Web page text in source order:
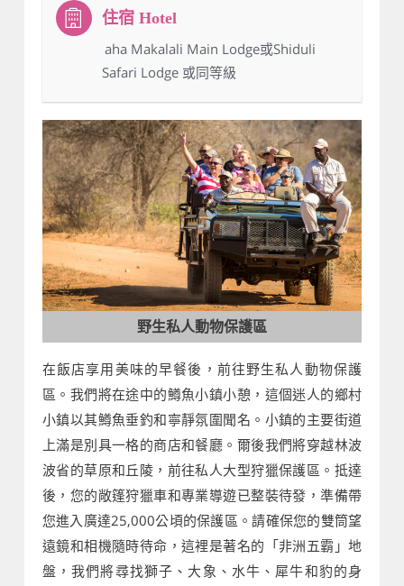
：aha Makalali Main Lodge或Shiduli
Safari Lodge 或同等級
野生私人動物保護區
在飯店享用美味的早餐後，前往野生私人動物保護
區。我們將在途中的鱒魚小鎮小憩，這個迷人的鄉村
小鎮以其鱒魚垂釣和寧靜氛圍聞名。小鎮的主要街道
上滿是別具一格的商店和餐廳。爾後我們將穿越林波
波省的草原和丘陵，前往私人大型狩獵保護區。抵達
後，您的敞篷狩獵車和專業導遊已整裝待發，準備帶
您進入廣達25,000公頃的保護區。請確保您的雙筒望
遠鏡和相機隨時待命，這裡是著名的「非洲五霸」地
盤，我們將尋找獅子、大象、水牛、犀牛和豹的身